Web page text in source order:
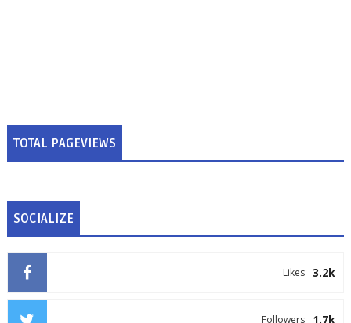
TOTAL PAGEVIEWS
SOCIALIZE
3.2k
Likes
1.7k
Followers